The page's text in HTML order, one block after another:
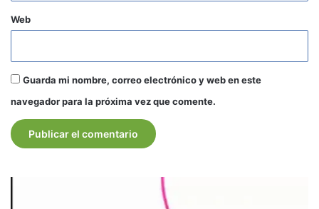
Web
Guarda mi nombre, correo electrónico y web en este
navegador para la próxima vez que comente.